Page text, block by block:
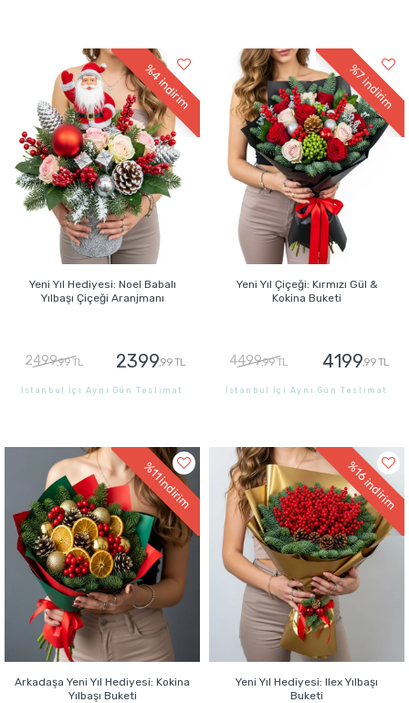
%4
indirim
Yeni Yıl Hediyesi: Noel Babalı
Yılbaşı Çiçeği Aranjmanı
2499,99 TL 2399,99 TL
İstanbul İçi Aynı Gün Teslimat
%7
indirim
Yeni Yıl Çiçeği: Kırmızı Gül &
Kokina Buketi
4499,99 TL 4199,99 TL
İstanbul İçi Aynı Gün Teslimat
%11
indirim
Arkadaşa Yeni Yıl Hediyesi: Kokina
Yılbaşı Buketi
%16
indirim
Yeni Yıl Hediyesi: Ilex Yılbaşı
Buketi